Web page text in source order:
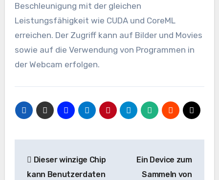
Beschleunigung mit der gleichen
Leistungsfähigkeit wie CUDA und CoreML
erreichen. Der Zugriff kann auf Bilder und Movies
sowie auf die Verwendung von Programmen in
der Webcam erfolgen.
Navigation
Dieser winzige Chip
kann Benutzerdaten
Ein Device zum
Sammeln von